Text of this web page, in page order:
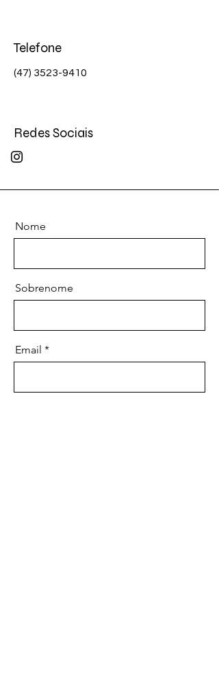
Telefone
(47) 3523-9410
Redes Sociais
Nome
Sobrenome
Email